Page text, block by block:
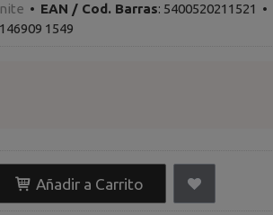
• EAN / Cod. Barras: 5400520211521 •
1549
Añadir a Carrito